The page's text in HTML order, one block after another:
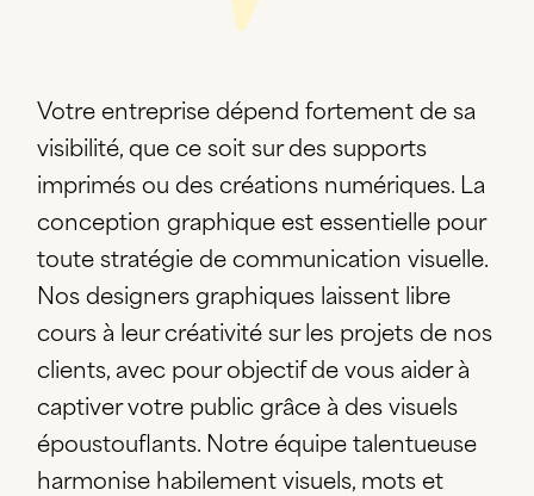
Votre entreprise dépend fortement de sa
visibilité, que ce soit sur des supports
imprimés ou des créations numériques. La
conception graphique est essentielle pour
toute stratégie de communication visuelle.
Nos designers graphiques laissent libre
cours à leur créativité sur les projets de nos
clients, avec pour objectif de vous aider à
captiver votre public grâce à des visuels
époustouflants. Notre équipe talentueuse
harmonise habilement visuels, mots et